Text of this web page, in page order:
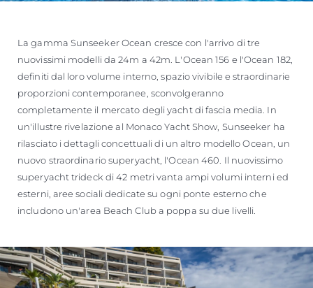
La gamma Sunseeker Ocean cresce con l'arrivo di tre
nuovissimi modelli da 24m a 42m. L'Ocean 156 e l'Ocean 182,
definiti dal loro volume interno, spazio vivibile e straordinarie
proporzioni contemporanee, sconvolgeranno
completamente il mercato degli yacht di fascia media. In
un'illustre rivelazione al Monaco Yacht Show, Sunseeker ha
rilasciato i dettagli concettuali di un altro modello Ocean, un
nuovo straordinario superyacht, l'Ocean 460. Il nuovissimo
superyacht trideck di 42 metri vanta ampi volumi interni ed
esterni, aree sociali dedicate su ogni ponte esterno che
includono un'area Beach Club a poppa su due livelli.